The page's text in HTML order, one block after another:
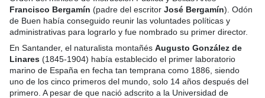
Francisco Bergamín (padre del escritor José Bergamín). Odón
de Buen había conseguido reunir las voluntades políticas y
administrativas para lograrlo y fue nombrado su primer director.
En Santander, el naturalista montañés Augusto González de
Linares (1845-1904) había establecido el primer laboratorio
marino de España en fecha tan temprana como 1886, siendo
uno de los cinco primeros del mundo, solo 14 años después del
primero. A pesar de que nació adscrito a la Universidad de